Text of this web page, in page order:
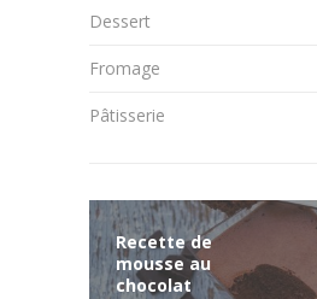
Dessert
Fromage
Pâtisserie
Recette de
mousse au
chocolat